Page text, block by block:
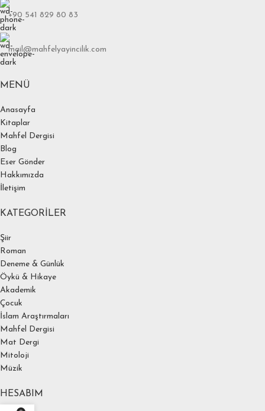
+90 541 829 80 83
mail@mahfelyayincilik.com
MENÜ
Anasayfa
Kitaplar
Mahfel Dergisi
Blog
Eser Gönder
Hakkımızda
İletişim
KATEGORILER
Şiir
Roman
Deneme & Günlük
Öykü & Hikaye
Akademik
Çocuk
İslam Araştırmaları
Mahfel Dergisi
Mat Dergi
Mitoloji
Müzik
HESABIM